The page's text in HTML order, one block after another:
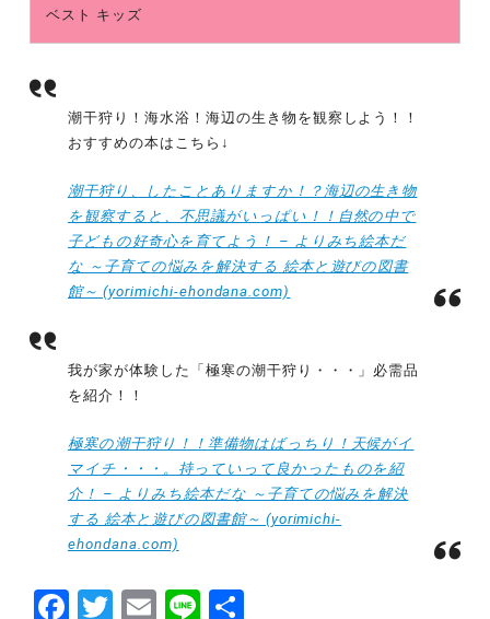
ベスト キッズ
潮干狩り！海水浴！海辺の生き物を観察しよう！！
おすすめの本はこちら↓
潮干狩り、したことありますか！？海辺の生き物
を観察すると、不思議がいっぱい！！自然の中で
子どもの好奇心を育てよう！ – よりみち絵本だ
な ～子育ての悩みを解決する 絵本と遊びの図書
館～ (yorimichi-ehondana.com)
我が家が体験した「極寒の潮干狩り・・・」必需品
を紹介！！
極寒の潮干狩り！！準備物はばっちり！天候がイ
マイチ・・・。持っていって良かったものを紹
介！ – よりみち絵本だな ～子育ての悩みを解決
する 絵本と遊びの図書館～ (yorimichi-
ehondana.com)
F T E Li 共